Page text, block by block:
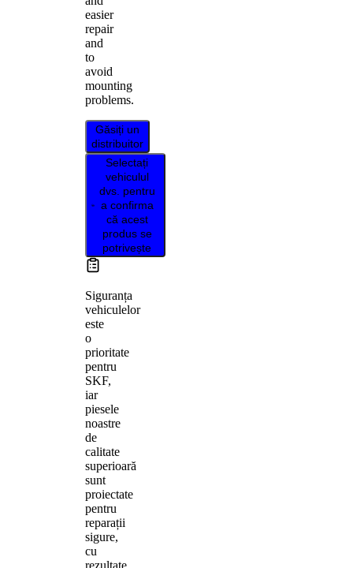
easier
repair
and
to
avoid
mounting
problems.
Găsiți un
distribuitor
Selectați
vehiculul
dvs. pentru
a confirma
că acest
produs se
potrivește
Siguranța
vehiculelor
este
o
prioritate
pentru
SKF,
iar
piesele
noastre
de
calitate
superioară
sunt
proiectate
pentru
reparații
sigure,
cu
rezultate